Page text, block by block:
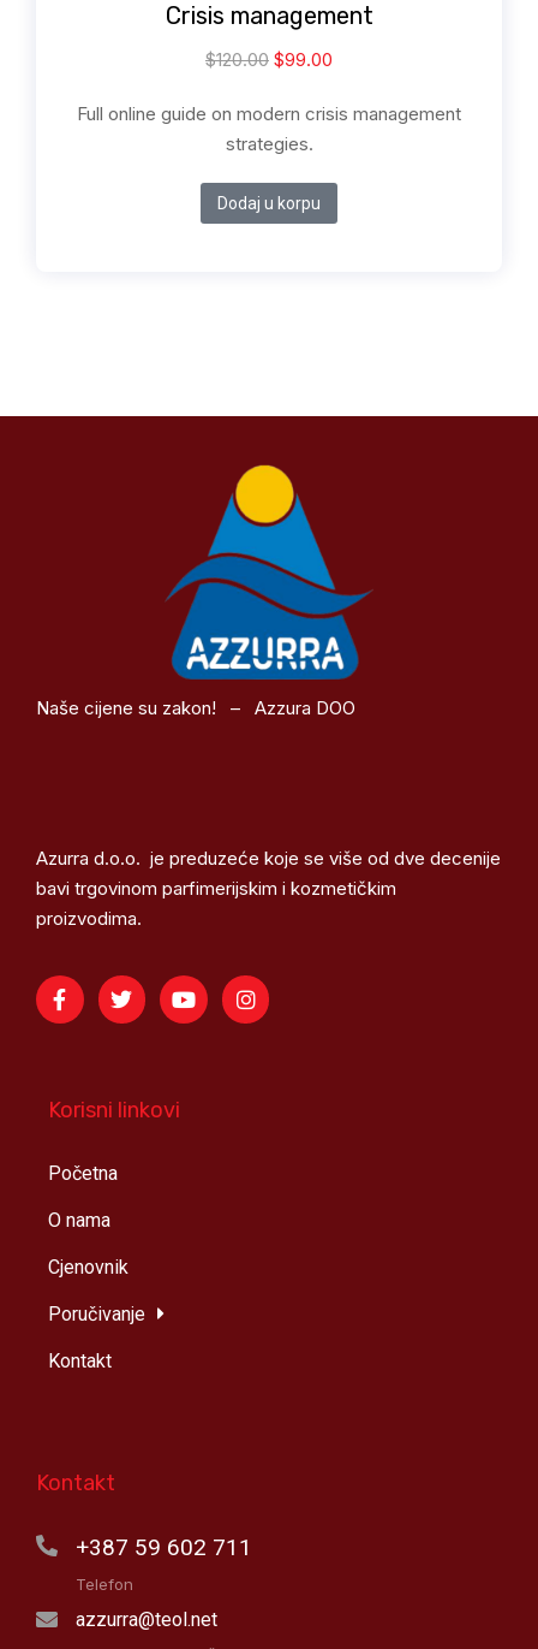
Crisis management
$120.00 $99.00
Full online guide on modern crisis management
strategies.
Dodaj u korpu
Naše cijene su zakon! – Azzura DOO
Azurra d.o.o. je preduzeće koje se više od dve decenije
bavi trgovinom parfimerijskim i kozmetičkim
proizvodima.
Korisni linkovi
Početna
O nama
Cjenovnik
Poručivanje
Kontakt
Kontakt
+387 59 602 711
Telefon
azzurra@teol.net